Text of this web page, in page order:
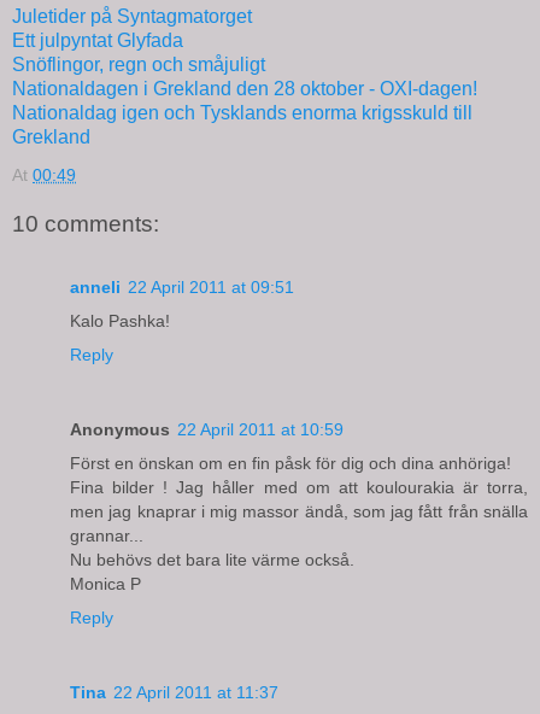
Juletider på Syntagmatorget
Ett julpyntat Glyfada
Snöflingor, regn och småjuligt
Nationaldagen i Grekland den 28 oktober - ΟΧΙ-dagen!
Nationaldag igen och Tysklands enorma krigsskuld till
Grekland
At 00:49
10 comments:
anneli 22 April 2011 at 09:51
Kalo Pashka!
Reply
Anonymous 22 April 2011 at 10:59
Först en önskan om en fin påsk för dig och dina anhöriga!
Fina bilder ! Jag håller med om att koulourakia är torra,
men jag knaprar i mig massor ändå, som jag fått från snälla
grannar...
Nu behövs det bara lite värme också.
Monica P
Reply
Tina 22 April 2011 at 11:37